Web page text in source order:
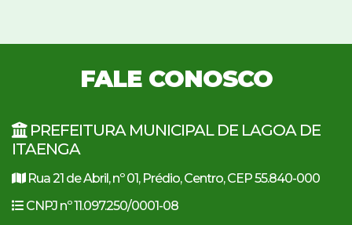
FALE CONOSCO
PREFEITURA MUNICIPAL DE LAGOA DE
ITAENGA
Rua 21 de Abril, nº 01, Prédio, Centro, CEP 55.840-000
CNPJ nº 11.097.250/0001-08